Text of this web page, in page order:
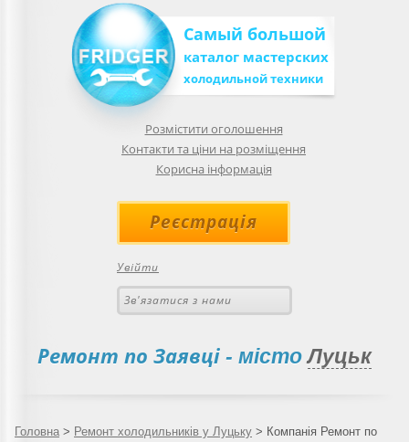
Самый большой
каталог мастерских
холодильной техники
Розмістити оголошення
Контакти та ціни на розміщення
Корисна інформація
Реєстрація
Увійти
Зв'язатися з нами
Ремонт по Заявці - містоЛуцьк
Головна > Ремонт холодильників у Луцьку > Компанія Ремонт по